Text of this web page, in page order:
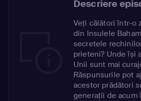
Descriere
Veți călători într-o
din Insulele
secretele
prieteni? Unde își
Unii sunt mai
Răspunsurile pot
acestor prădători
generații de acum